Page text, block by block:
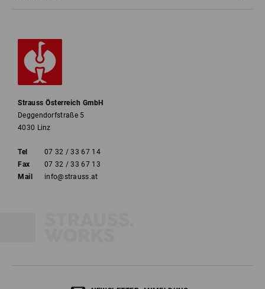
Strauss Österreich GmbH
Deggendorfstraße 5
4030 Linz
Tel
07 32 / 33 67 14
Fax
07 32 / 33 67 13
Mail
info@strauss.at